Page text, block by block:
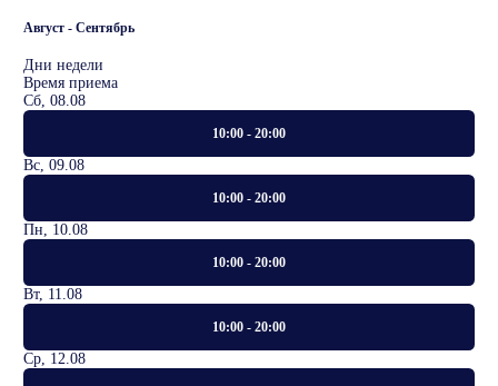
Август - Сентябрь
Дни недели
Время приема
Сб, 08.08
10:00 - 20:00
Вс, 09.08
10:00 - 20:00
Пн, 10.08
10:00 - 20:00
Вт, 11.08
10:00 - 20:00
Ср, 12.08